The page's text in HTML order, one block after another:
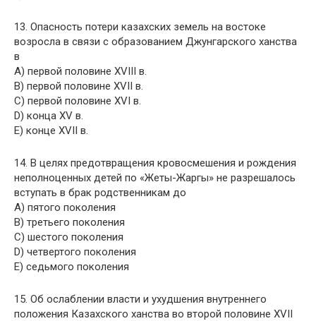
13. Опасность потери казахских земель на востоке
возросла в связи с образованием Джунгарского ханства
в
A) первой половине XVIII в.
B) первой половине XVII в.
C) первой половине XVI в.
D) конца XV в.
E) конце XVII в.
14. В целях предотвращения кровосмешения и рождения
неполноценных детей по «Жеты-Жаргы» не разрешалось
вступать в брак родственникам до
A) пятого поколения
B) третьего поколения
C) шестого поколения
D) четвертого поколения
E) седьмого поколения
15. Об ослаблении власти и ухудшения внутреннего
положения Казахского ханства во второй половине XVII